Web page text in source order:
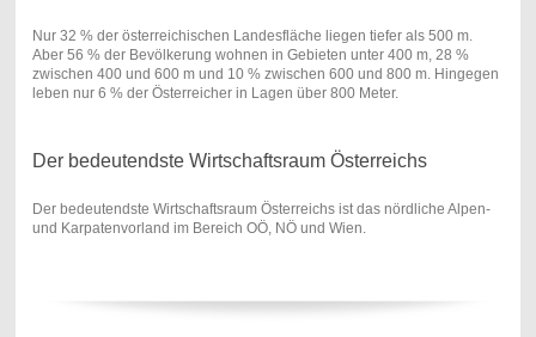
Nur 32 % der österreichischen Landesfläche liegen tiefer als 500 m.
Aber 56 % der Bevölkerung wohnen in Gebieten unter 400 m, 28 %
zwischen 400 und 600 m und 10 % zwischen 600 und 800 m. Hingegen
leben nur 6 % der Österreicher in Lagen über 800 Meter.
Der bedeutendste Wirtschaftsraum Österreichs
Der bedeutendste Wirtschaftsraum Österreichs ist das nördliche Alpen-
und Karpatenvorland im Bereich OÖ, NÖ und Wien.